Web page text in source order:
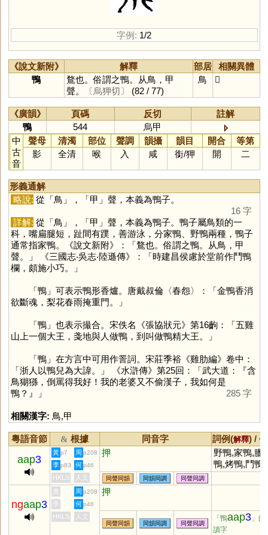
字例: 1/2
《說文新附》 解釋 部居
相關異體
鴨
鶩也。俗謂之鴨。从鳥，甲
聲。
〔烏狎切〕 (82 / 77)
鳥 𪀌
《廣韻》 頁碼 反切
註解
鴨
544
烏甲
中
古
音
聲母 清濁 部位 聲調 韻攝 韻目 開合
等第
影
全清 喉 入 咸 銜/狎 開 二
形義通解
略說: 從「鳥 」，「甲 」聲，本義為鴨子。
16 字
詳解: 從「鳥 」，「甲 」聲，本義為鴨子。鴨子屬鳥類的一
科，嘴扁腿短，趾間有蹼，善游泳，分家鴨、野鴨兩種，鴨子
通常指家鴨。《說文新附》：「鶩也。俗謂之鴨。从鳥，甲
聲。」 《三國志‧吳志‧陸遜傳》：「時建昌侯慮於堂前作鬥鴨
欄，頗施小巧。」
「鴨」可表示鴨形香爐。唐戴叔倫〈春怨〉：「金鴨香消
欲斷魂，梨花春雨掩重門。」
「鴨」也表示撮合。宋佚名《張協狀元》第16齣：「五雞
山上一個大王，戔地與人做鴨，到叫做鴨精大王。」
「鴨」在方言中可用作詈詞。宋莊季裕《雞肋編》卷中：
「浙人以鴨兒為大諱。」 《水滸傳》第25回：「武大道：『含
鳥猢猻，倒罵得我好！我的老婆又不偷漢子，我如何是
鴨？』」
285 字
相關漢字: 鳥,甲
粵語音節 & 根據 同音字 詞例(解釋) /
aap3
黃 p7 周 p208 押
野鴨,家鴨,臘
鴨,烤鴨,鬥鴨,
鴨蛋青,鴨綠
鴨嘴帽,雞同
先知
李 p83 何 p46
HKLS 人文 同聲同韻 同韻同調 同聲同調
ngaap3
黃 周 p208 押
李 何 p46
HKLS 人文
同聲同韻 同韻同調 同聲同調
「鴨aap3 」的
讀字